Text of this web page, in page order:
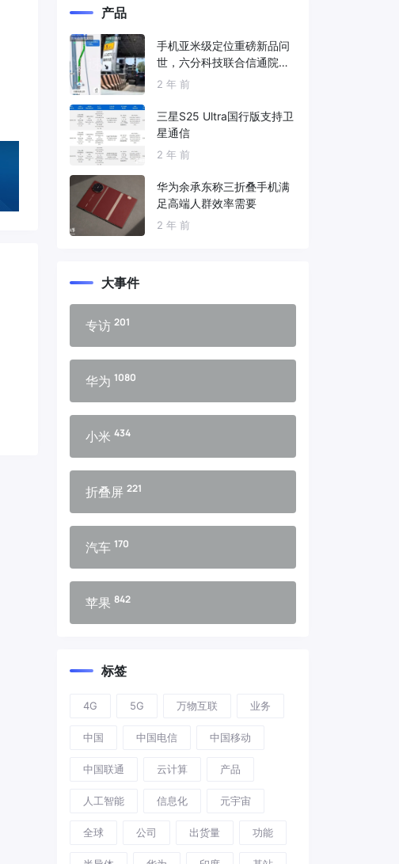
产品
手机亚米级定位重磅新品问
世，六分科技联合信通院发
布免费服务
2 年 前
三星S25 Ultra国行版支持卫
星通信
2 年 前
华为余承东称三折叠手机满
足高端人群效率需要
2 年 前
大事件
专访 201
华为 1080
小米 434
折叠屏 221
汽车 170
苹果 842
标签
4G 5G 万物互联 业务
中国 中国电信 中国移动
中国联通 云计算 产品
人工智能 信息化 元宇宙
全球 公司 出货量 功能